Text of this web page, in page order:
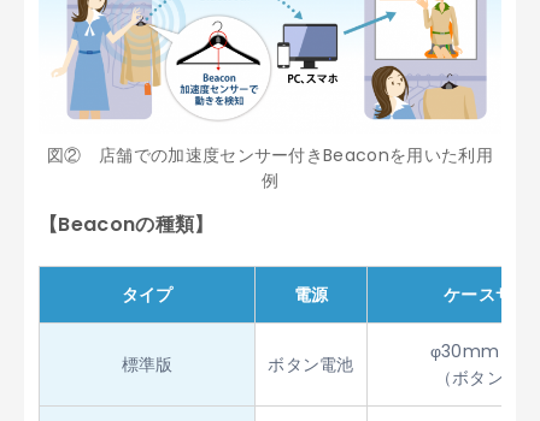
図② 店舗での加速度センサー付きBeaconを用いた利用
例
【Beaconの種類】
タイプ 電源 ケースサイ
標準版 ボタン電池
φ30mm x
（ボタン電